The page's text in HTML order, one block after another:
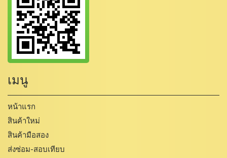
เมนู
หน้าแรก
สินค้าใหม่
สินค้ามือสอง
ส่งซ่อม-สอบเทียบ